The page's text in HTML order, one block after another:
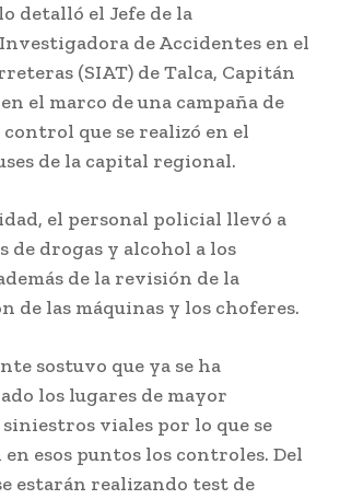
detalló el Jefe de la
de Accidentes en el
(SIAT) de Talca, Capitán
el marco de una campaña de
que se realizó en el
de la capital regional.
el personal policial llevó a
de drogas y alcohol a los
de la revisión de la
de las máquinas y los choferes.
sostuvo que ya se ha
los lugares de mayor
viales por lo que se
esos puntos los controles. Del
estarán realizando test de